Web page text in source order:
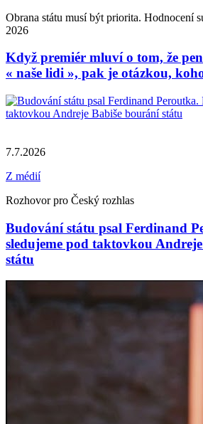
Obrana státu musí být priorita. Hodnocení
2026
Když premiér mluví o tom, že
« naše lidi », pak je otázkou,
7.7.2026
Z médií
Rozhovor pro Český rozhlas
Budování státu psal Ferdinand
sledujeme pod taktovkou
státu